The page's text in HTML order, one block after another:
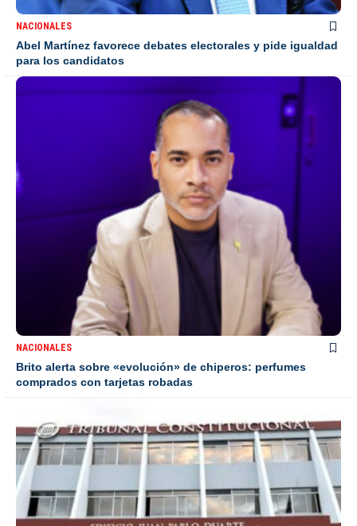
NACIONALES
Abel Martínez favorece debates electorales y pide igualdad
para los candidatos
NACIONALES
Brito alerta sobre «evolución» de chiperos: perfumes
comprados con tarjetas robadas